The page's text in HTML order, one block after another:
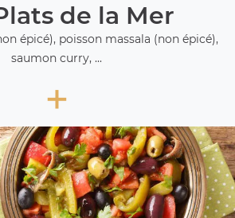
de la Mer
épicé), poisson massala (non épicé),
saumon curry, ...
+